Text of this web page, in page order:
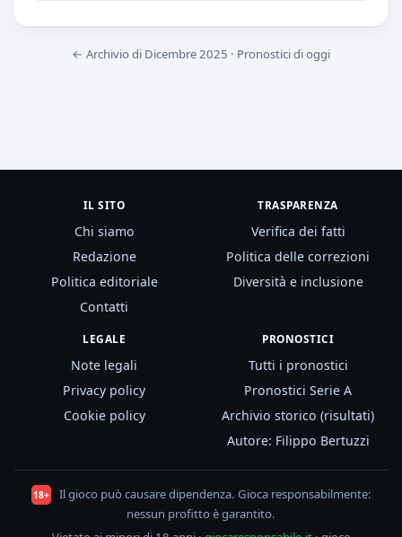
← Archivio di Dicembre 2025 · Pronostici di oggi
IL SITO
Chi siamo
Redazione
Politica editoriale
Contatti
TRASPARENZA
Verifica dei fatti
Politica delle correzioni
Diversità e inclusione
LEGALE
Note legali
Privacy policy
Cookie policy
PRONOSTICI
Tutti i pronostici
Pronostici Serie A
Archivio storico (risultati)
Autore: Filippo Bertuzzi
18+
Il gioco può causare dipendenza. Gioca responsabilmente:
nessun profitto è garantito.